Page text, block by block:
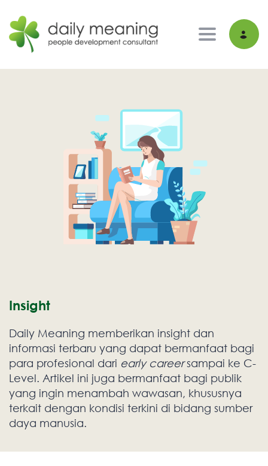
Toggle
Insight
Daily Meaning memberikan insight dan
informasi terbaru yang dapat bermanfaat bagi
para profesional dari early careersampai ke C-
Level. Artikel ini juga bermanfaat bagi publik
yang ingin menambah wawasan, khususnya
terkait dengan kondisi terkini di bidang sumber
daya manusia.